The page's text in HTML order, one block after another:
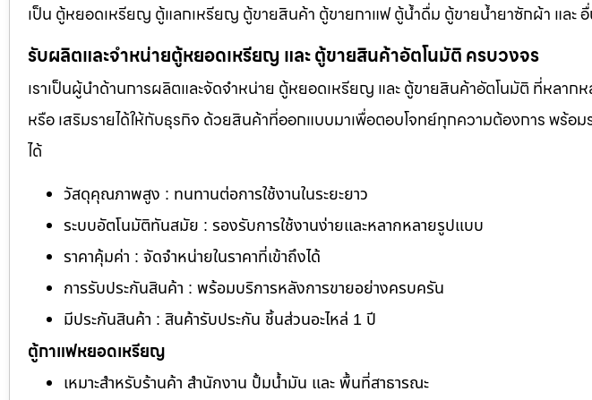
เป็น ตู้หยอดเหรียญ ตู้แลกเหรียญ ตู้ขายสินค้า ตู้ขายกาแฟ ตู้น้ำดื่ม ตู้ขายน้ำยาซักผ้า และ
รับผลิตและจำหน่ายตู้หยอดเหรียญ และ ตู้ขายสินค้าอัตโนมัติ ครบวงจร
เราเป็นผู้นำด้านการผลิตและจัดจำหน่าย ตู้หยอดเหรียญ และ ตู้ขายสินค้าอัตโนมัติ ที่หลากห
หรือ เสริมรายได้ให้กับธุรกิจ ด้วยสินค้าที่ออกแบบมาเพื่อตอบโจทย์ทุกความต้องการ พร้อม
ได้
วัสดุคุณภาพสูง : ทนทานต่อการใช้งานในระยะยาว
ระบบอัตโนมัติทันสมัย : รองรับการใช้งานง่ายและหลากหลายรูปแบบ
ราคาคุ้มค่า : จัดจำหน่ายในราคาที่เข้าถึงได้
การรับประกันสินค้า : พร้อมบริการหลังการขายอย่างครบครัน
มีประกันสินค้า : สินค้ารับประกัน ชิ้นส่วนอะไหล่ 1 ปี
ตู้กาแฟหยอดเหรียญ
เหมาะสำหรับร้านค้า สำนักงาน ปั้มน้ำมัน และ พื้นที่สาธารณะ